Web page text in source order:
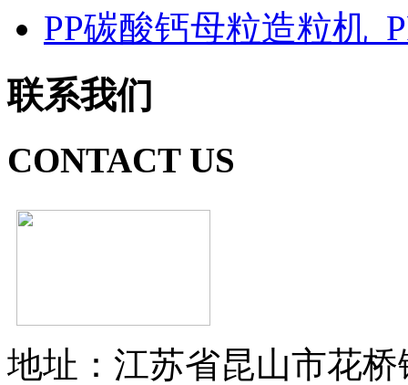
PP碳酸钙母粒造粒机
联系我们
CONTACT US
地址：江苏省昆山市花